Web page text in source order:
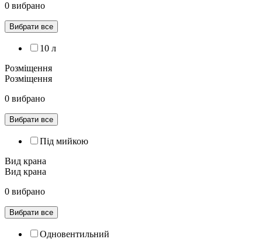
0 вибрано
Вибрати все
10 л
Розміщення
Розміщення
0 вибрано
Вибрати все
Під мийкою
Вид крана
Вид крана
0 вибрано
Вибрати все
Одновентильний